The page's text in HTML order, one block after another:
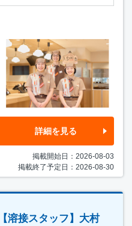
詳細を見る
掲載開始日：2026-08-03
掲載終了予定日：2026-08-30
溶接スタッフ】大村